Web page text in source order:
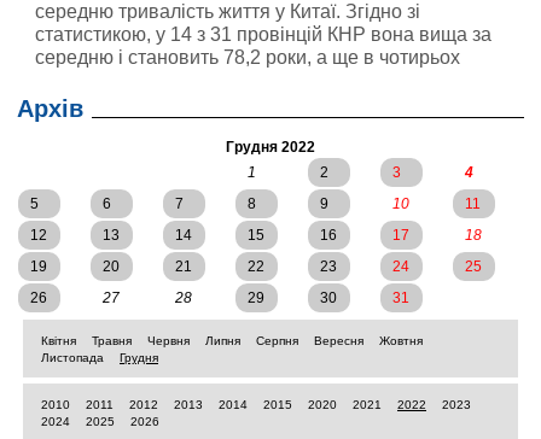
середню тривалість життя у Китаї. Згідно зі
статистикою, у 14 з 31 провінцій КНР вона вища за
середню і становить 78,2 роки, а ще в чотирьох
Архів
Грудня 2022
1
2 3
4
5
6 7 8 9 10
11
12
13 14 15 16 17
18
19
20 21 22 23 24
25
26
27 28 29 30 31
Квітня Травня Червня Липня Серпня Вересня
Жовтня
Листопада
Грудня
2010 2011 2012 2013 2014 2015 2020 2021 2022
2023
2024
2025 2026